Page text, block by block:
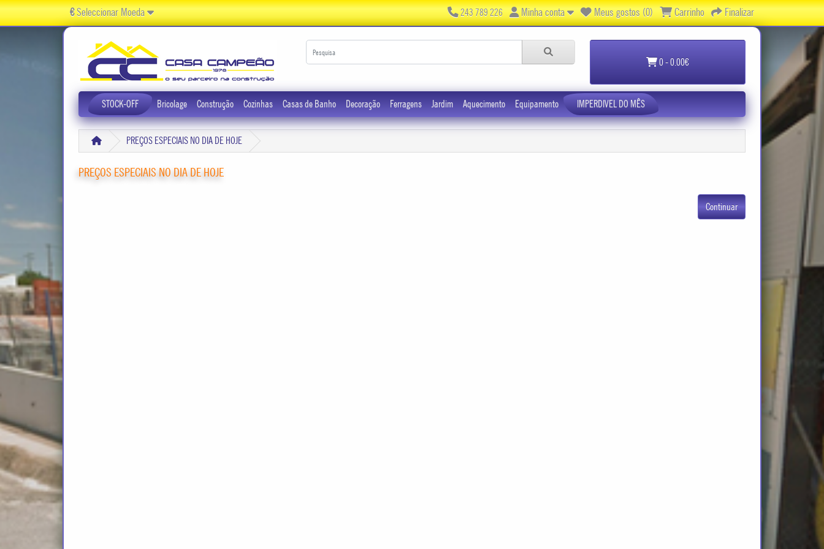
€Seleccionar Moeda 243 789 226 Minha conta Meus gostos (0) Carrinho Finalizar
0 - 0.00€
STOCK-OFF Bricolage Construção Cozinhas Casas de Banho Decoração Ferragens Jardim Aquecimento Equipamento IMPERDIVEL DO MÊS
PREÇOS ESPECIAIS NO DIA DE HOJE
PREÇOS ESPECIAIS NO DIA DE HOJE
Continuar